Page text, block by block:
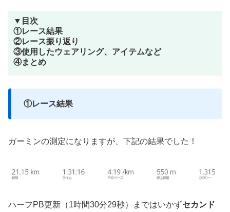
▼目次
①レース結果
②レース振り返り
③使用したウェアリング、アイテムなど
④まとめ
①レース結果
ガーミンの測定になりますが、下記の結果でした！
ハーフPB更新（1時間30分29秒）まではいかずセカンド